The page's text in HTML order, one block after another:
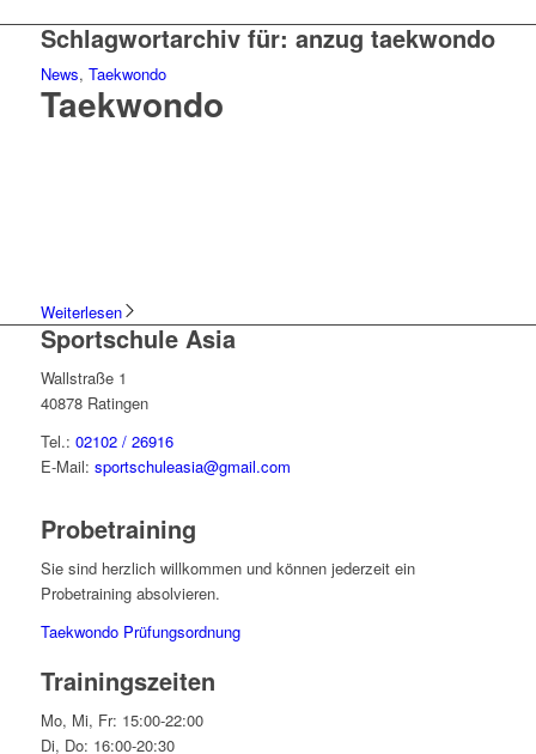
Schlagwortarchiv für: anzug taekwondo
News, Taekwondo
Taekwondo
Weiterlesen
Sportschule Asia
Wallstraße 1
40878 Ratingen
Tel.: 02102 / 26916
E-Mail: sportschuleasia@gmail.com
Probetraining
Sie sind herzlich willkommen und können jederzeit ein
Probetraining absolvieren.
Taekwondo Prüfungsordnung
Trainingszeiten
Mo, Mi, Fr: 15:00-22:00
Di, Do: 16:00-20:30